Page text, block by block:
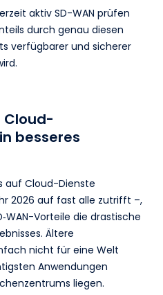
aktiv SD-WAN prüfen
durch genau diesen
verfügbarer und sicherer
Cloud-
besseres
auf Cloud-Dienste
2026 auf fast alle zutrifft –,
Vorteile die drastische
Ältere
nicht für eine Welt
Anwendungen
liegen.